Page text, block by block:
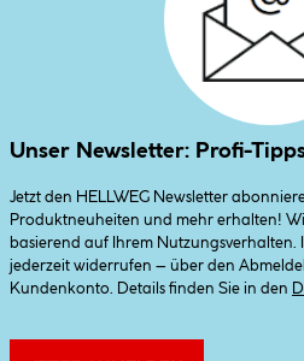
Unser Newsletter: Profi-
Jetzt den HELLWEG Newsletter
Produktneuheiten und mehr erhalten!
basierend auf Ihrem
jederzeit widerrufen – über den
Kundenkonto. Details finden Sie in den